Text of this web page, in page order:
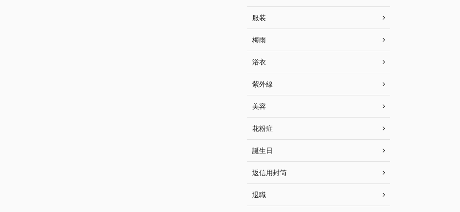
服装
梅雨
浴衣
紫外線
美容
花粉症
誕生日
返信用封筒
退職